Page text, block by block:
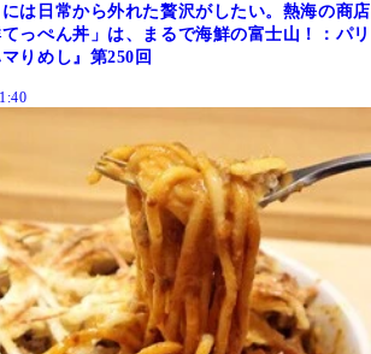
には日常から外れた贅沢がしたい。熱海の商店
っぺん丼」は、まるで海鮮の富士山！：パリ
りめし』第250回